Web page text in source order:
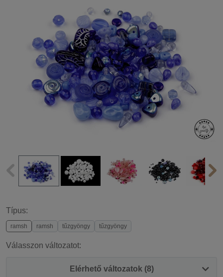
Típus:
ramsh ramsh tűzgyöngy tűzgyöngy
Válasszon változatot:
Elérhető változatok (8)